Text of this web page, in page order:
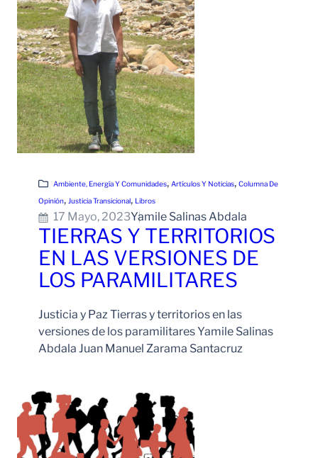
Ambiente, Energía Y Comunidades, Artículos Y Noticias, Columna De
Opinión, Justicia Transicional, Libros
17 Mayo, 2023Yamile Salinas Abdala
TIERRAS Y TERRITORIOS
EN LAS VERSIONES DE
LOS PARAMILITARES
Justicia y Paz Tierras y territorios en las
versiones de los paramilitares Yamile Salinas
Abdala Juan Manuel Zarama Santacruz